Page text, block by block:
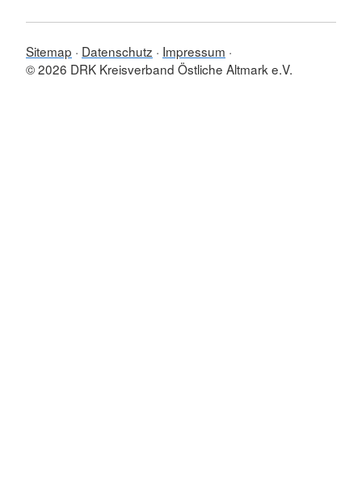
Sitemap Datenschutz
Impressum
© 2026 DRK Kreisverband Östliche Altmark e.V.